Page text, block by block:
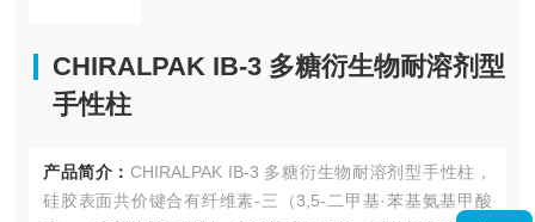
CHIRALPAK IB-3 多糖衍生物耐溶剂型
手性柱
产品简介： CHIRALPAK IB-3 多糖衍生物耐溶剂型手性柱，
硅胶表面共价键合有纤维素-三（3,5-二甲基·苯基氨基甲酸